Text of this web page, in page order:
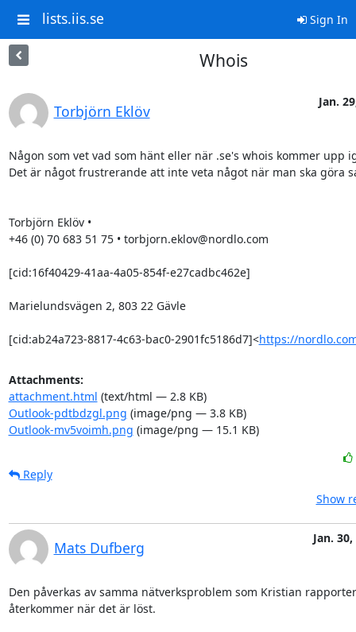
lists.iis.se Sign In
Whois
Torbjörn Eklöv
Jan.
Någon som vet vad som hänt eller när .se's whois kommer upp
Det är något frustrerande att inte veta något när man ska göra
Torbjörn Eklöv •
+46 (0) 70 683 51 75 • torbjorn.eklov@nordlo.com
[cid:16f40429-41aa-4a05-854f-e27cadbc462e]
Marielundsvägen 2, 803 22 Gävle
[cid:ab24a723-8817-4c63-bac0-2901fc5186d7]<https://
Attachments:
attachment.html (text/html — 2.8 KB)
Outlook-pdtbdzgl.png (image/png — 3.8 KB)
Outlook-mv5voimh.png (image/png — 15.1 KB)
Reply
Show
Mats Dufberg
Jan.
Den påverkas av samma nätverksproblem som Kristian
återkommer när det är löst.